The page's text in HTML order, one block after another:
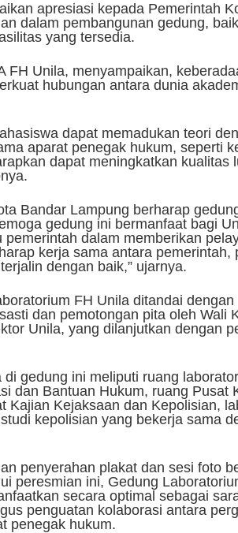
apresiasi kepada Pemerintah
dalam pembangunan gedung,
yang tersedia.
FH Unila, menyampaikan,
hubungan antara dunia
dapat memadukan teori
aparat penegak hukum, seperti
dapat meningkatkan kualitas
Bandar Lampung berharap
gedung ini bermanfaat bagi
pemerintah dalam memberikan
kerja sama antara pemerintah,
dengan baik,” ujarnya.
FH Unila ditandai dengan
dan pemotongan pita oleh Wali
Unila, yang dilanjutkan dengan
gedung ini meliputi ruang
dan Bantuan Hukum, ruang Pusat
Kajian Kejaksaan dan Kepolisian,
kepolisian yang bekerja sama
penyerahan plakat dan sesi foto
peresmian ini, Gedung
secara optimal sebagai
penguatan kolaborasi antara
penegak hukum.